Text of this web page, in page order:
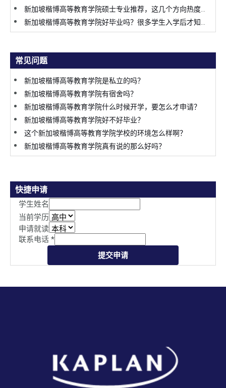
常见问题
新加坡楷博高等教育学院是私立的吗？
新加坡楷博高等教育学院有宿舍吗？
新加坡楷博高等教育学院什么时候开学，要怎么才申请？
新加坡楷博高等教育学院好不好毕业？
这个新加坡楷博高等教育学院学校的环境怎么样啊？
新加坡楷博高等教育学院真有说的那么好吗？
快捷申请
学生姓名
当前学历
申请就读
联系电话 *
提交申请